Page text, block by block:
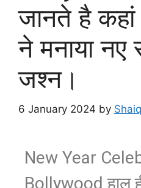
जानते है कहां
ने मनाया नए
जश्न।
6 January 2024 by
New Year
Bollywood हाल